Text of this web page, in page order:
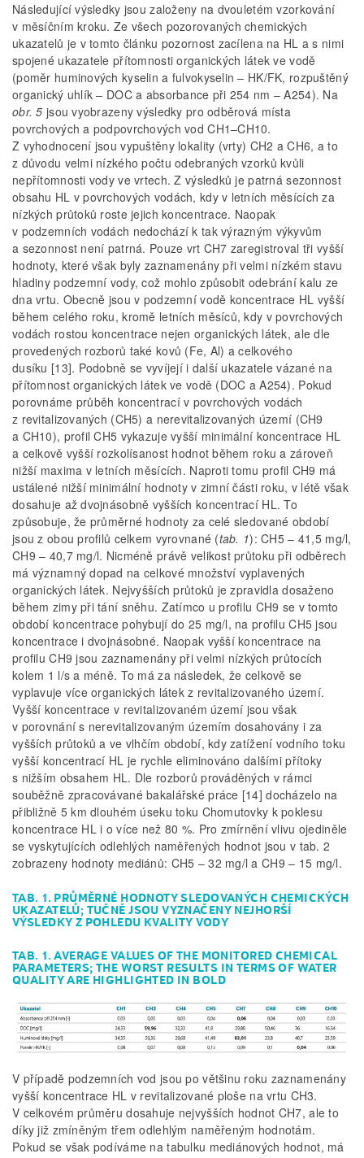
Následující výsledky jsou založeny na dvouletém vzorkování
v měsíčním kroku. Ze všech pozorovaných chemických
ukazatelů je v tomto článku pozornost zacílena na HL a s nimi
spojené ukazatele přítomnosti organických látek ve vodě
(poměr huminových kyselin a fulvokyselin – HK/FK, rozpuštěný
organický uhlík – DOC a absorbance při 254 nm – A254). Na
obr. 5 jsou vyobrazeny výsledky pro odběrová místa
povrchových a podpovrchových vod CH1–CH10.
Z vyhodnocení jsou vypuštěny lokality (vrty) CH2 a CH6, a to
z důvodu velmi nízkého počtu odebraných vzorků kvůli
nepřítomnosti vody ve vrtech. Z výsledků je patrná sezonnost
obsahu HL v povrchových vodách, kdy v letních měsících za
nízkých průtoků roste jejich koncentrace. Naopak
v podzemních vodách nedochází k tak výrazným výkyvům
a sezonnost není patrná. Pouze vrt CH7 zaregistroval tři vyšší
hodnoty, které však byly zaznamenány při velmi nízkém stavu
hladiny podzemní vody, což mohlo způsobit odebrání kalu ze
dna vrtu. Obecně jsou v podzemní vodě koncentrace HL vyšší
během celého roku, kromě letních měsíců, kdy v povrchových
vodách rostou koncentrace nejen organických látek, ale dle
provedených rozborů také kovů (Fe, Al) a celkového
dusíku [13]. Podobně se vyvíjejí i další ukazatele vázané na
přítomnost organických látek ve vodě (DOC a A254). Pokud
porovnáme průběh koncentrací v povrchových vodách
z revitalizovaných (CH5) a nerevitalizovaných území (CH9
a CH10), profil CH5 vykazuje vyšší minimální koncentrace HL
a celkově vyšší rozkolísanost hodnot během roku a zároveň
nižší maxima v letních měsících. Naproti tomu profil CH9 má
ustálené nižší minimální hodnoty v zimní části roku, v létě však
dosahuje až dvojnásobně vyšších koncentrací HL. To
způsobuje, že průměrné hodnoty za celé sledované období
jsou z obou profilů celkem vyrovnané (tab. 1): CH5 – 41,5 mg/l,
CH9 – 40,7 mg/l. Nicméně právě velikost průtoku při odběrech
má významný dopad na celkové množství vyplavených
organických látek. Nejvyšších průtoků je zpravidla dosaženo
během zimy při tání sněhu. Zatímco u profilu CH9 se v tomto
období koncentrace pohybují do 25 mg/l, na profilu CH5 jsou
koncentrace i dvojnásobné. Naopak vyšší koncentrace na
profilu CH9 jsou zaznamenány při velmi nízkých průtocích
kolem 1 l/s a méně. To má za následek, že celkově se
vyplavuje více organických látek z revitalizovaného území.
Vyšší koncentrace v revitalizovaném území jsou však
v porovnání s nerevitalizovaným územím dosahovány i za
vyšších průtoků a ve vlhčím období, kdy zatížení vodního toku
vyšší koncentrací HL je rychle eliminováno dalšími přítoky
s nižším obsahem HL. Dle rozborů prováděných v rámci
souběžně zpracovávané bakalářské práce [14] docházelo na
přibližně 5 km dlouhém úseku toku Chomutovky k poklesu
koncentrace HL i o více než 80 %. Pro zmírnění vlivu ojediněle
se vyskytujících odlehlých naměřených hodnot jsou v tab. 2
zobrazeny hodnoty mediánů: CH5 – 32 mg/l a CH9 – 15 mg/l.
TAB. 1. PRŮMĚRNÉ HODNOTY SLEDOVANÝCH CHEMICKÝCH
UKAZATELŮ; TUČNĚ JSOU VYZNAČENY NEJHORŠÍ
VÝSLEDKY Z POHLEDU KVALITY VODY
TAB. 1. AVERAGE VALUES OF THE MONITORED CHEMICAL
PARAMETERS; THE WORST RESULTS IN TERMS OF WATER
QUALITY ARE HIGHLIGHTED IN BOLD
V případě podzemních vod jsou po většinu roku zaznamenány
vyšší koncentrace HL v revitalizované ploše na vrtu CH3.
V celkovém průměru dosahuje nejvyšších hodnot CH7, ale to
díky již zmíněným třem odlehlým naměřeným hodnotám.
Pokud se však podíváme na tabulku mediánových hodnot, má